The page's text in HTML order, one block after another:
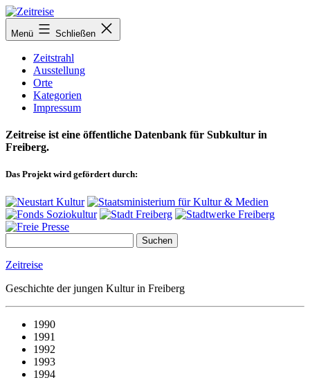
Zum
Inhalt
springen
Menü Schließen
Zeitstrahl
Ausstellung
Orte
Kategorien
Impressum
Zeitreise ist eine öffentliche Datenbank für Subkultur in
Freiberg.
Das Projekt wird gefördert durch:
Zeitreise
Geschichte der jungen Kultur in Freiberg
1990
1991
1992
1993
1994